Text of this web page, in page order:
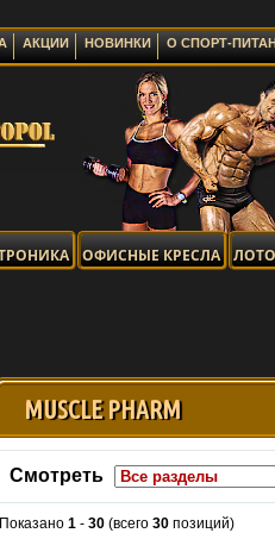
АКЦИИ НОВИНКИ О СПОРТ-
ОФИСНЫЕ КРЕСЛА
MUSCLE PHARM
Смотреть
Показано 1 - 30 (всего 30 позиций)